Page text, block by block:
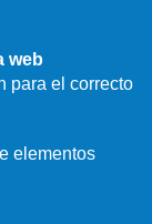
de la
ser
cualquier
o
etc. deben
de la
o parcial por
web
para el correcto
elementos